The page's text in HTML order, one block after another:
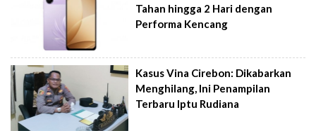
Tahan hingga 2 Hari dengan
Performa Kencang
Kasus Vina Cirebon: Dikabarkan
Menghilang, Ini Penampilan
Terbaru Iptu Rudiana